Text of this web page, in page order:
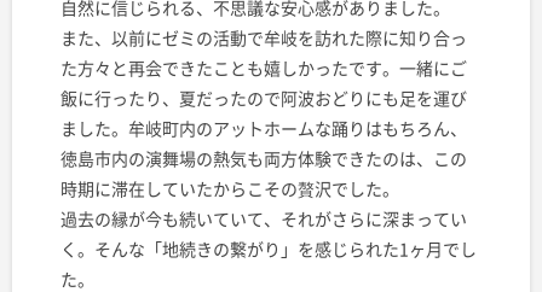
自然に信じられる、不思議な安心感がありました。
また、以前にゼミの活動で牟岐を訪れた際に知り合っ
た方々と再会できたことも嬉しかったです。一緒にご
飯に行ったり、夏だったので阿波おどりにも足を運び
ました。牟岐町内のアットホームな踊りはもちろん、
徳島市内の演舞場の熱気も両方体験できたのは、この
時期に滞在していたからこその贅沢でした。
過去の縁が今も続いていて、それがさらに深まってい
く。そんな「地続きの繋がり」を感じられた1ヶ月でし
た。